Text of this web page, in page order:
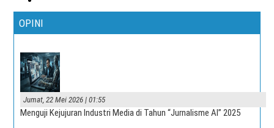
OPINI
Jumat, 22 Mei 2026 | 01:55
Menguji Kejujuran Industri Media di Tahun “Jurnalisme AI” 2025